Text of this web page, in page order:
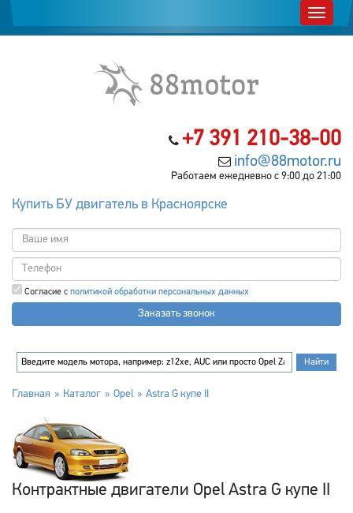
+7 391 210-38-00
info@88motor.ru
Работаем ежедневно с 9:00 до 21:00
Купить БУ двигатель в Красноярске
Согласие с политикой обработки персональных данных
Заказать звонок
Главная Каталог Opel Astra G купе II
Контрактные двигатели Opel Astra G купе II